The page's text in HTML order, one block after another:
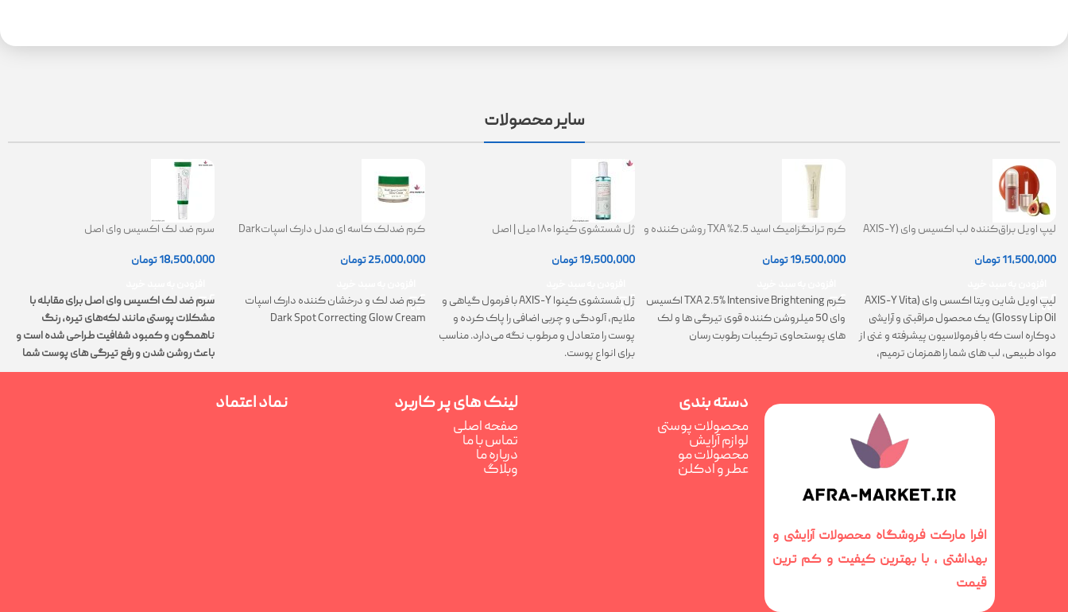
سایر محصولات
لیپ اویل براق‌کننده لب اکسیس وای (AXIS-Y
11,500,000تومان
لیپ اویل شاین ویتا اکسس وای (AXIS-Y Vita
Glossy Lip Oil) یک محصول مراقبتی و آرایشی
دوکاره است که با فرمولاسیون پیشرفته و غنی از
مواد طبیعی، لب های شما را همزمان ترمیم،
تغذیه و فوق العاده درخشان می کند
کرم ترانگزامیک اسید 2.5% TXA روشن کننده و
19,500,000تومان
کرم TXA 2.5% Intensive Brightening اکسیس
وای 50 میلروشن کننده قوی تیرگی ها و لک
های پوستحاوی ترکیبات رطوبت رسان
ژل شستشوی کینوا ۱۸۰ میل | اصل
19,500,000تومان
ژل شستشوی کینوا AXIS-Y با فرمول گیاهی و
ملایم، آلودگی و چربی اضافی را پاک کرده و
پوست را متعادل و مرطوب نگه می‌دارد. مناسب
برای انواع پوست.
کرم ضدلک کاسه ای مدل دارک اسپاتDark
25,000,000تومان
کرم ضد لک و درخشان کننده دارک اسپات
Dark Spot Correcting Glow Cream
سرم ضد لک اکسیس وای اصل
18,500,000تومان
سرم ضد لک اکسیس وای اصل برای مقابله با
مشکلات پوستی مانند لکه‌های تیره، رنگ
ناهمگون و کمبود شفافیت طراحی شده است و
باعث روشن شدن و رفع تیرگی های پوست شما
می‌شود.
افرا مارکت فروشگاه محصولات آرایشی و
بهداشتی ، با بهترین کیفیت و کم ترین
قیمت
دسته بندی
محصولات پوستی
لوازم آرایش
محصولات مو
عطر و ادکلن
لینک های پر کاربرد
صفحه اصلی
تماس با ما
درباره ما
وبلاگ
نماد اعتماد